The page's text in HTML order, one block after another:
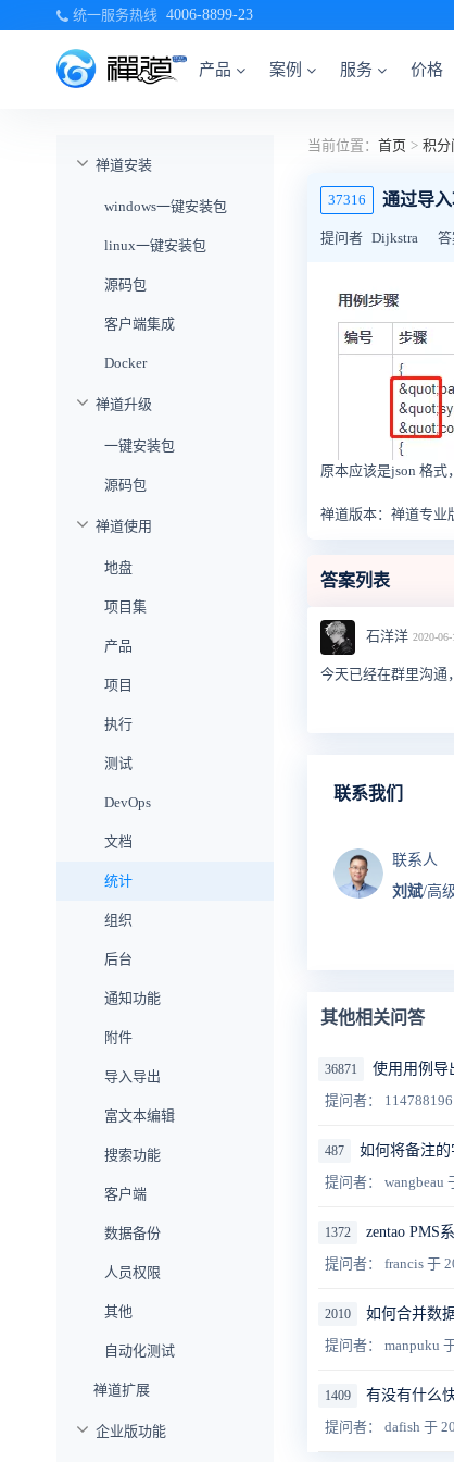
统一服务热线 4006-8899-23
产品 案例 服务 价格
禅道安装
windows一键安装包
linux一键安装包
源码包
客户端集成
Docker
禅道升级
一键安装包
源码包
禅道使用
地盘
项目集
产品
项目
执行
测试
DevOps
文档
统计
组织
后台
通知功能
附件
导入导出
富文本编辑
搜索功能
客户端
数据备份
人员权限
其他
自动化测试
禅道扩展
企业版功能
当前位置： 首页 > 积分
37316 通过导
提问者 Dijkstra
原本应该是json 格式
禅道版本：禅道专业
答案列表
石洋洋 2020-
今天已经在群里沟通
联系我们
联系人
刘斌/高
其他相关问答
36871 使用用例导
提问者：
487 如何将备注
提问者： wangbeau
1372 zentao PMS
提问者： francis 于
2010 如何合并数
提问者： manpuku
1409 有没有什么
提问者： dafish 于